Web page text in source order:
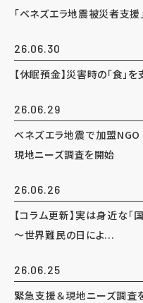
「ベネズエラ地震被災者支援
26.06.30
【休眠預金】災害時の「食」
26.06.29
ベネズエラ地震で加盟
現地ニーズ調査を開始
26.06.26
【コラム更新】実は身近な
～世界難民の日によ...
26.06.25
緊急支援＆現地ニーズ調査